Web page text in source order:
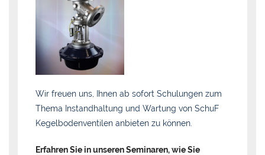
Wir freuen uns, Ihnen ab sofort Schulungen zum
Thema Instandhaltung und Wartung von SchuF
Kegelbodenventilen anbieten zu können.
Erfahren Sie in unseren Seminaren, wie Sie